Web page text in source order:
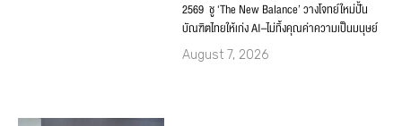
2569 ชู ‘The New Balance’ วางโจทย์ใหม่ปั้น
บัณฑิตไทยให้เก่ง AI–ไม่ทิ้งคุณค่าความเป็นมนุษย์
August 7, 2026